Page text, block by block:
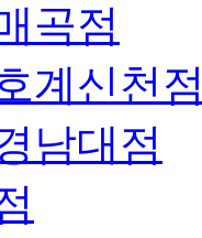
곡점
계신천
남대점